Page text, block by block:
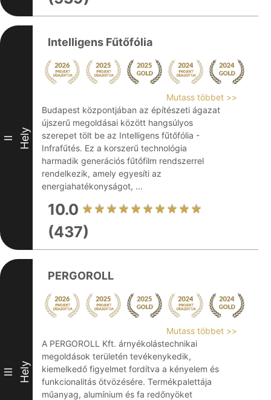
II Hely
Intelligens Fűtőfólia
Mutass többet >>
Budapest központjában az építészeti ágazat
újszerű megoldásai között hangsúlyos
szerepet tölt be az Intelligens fűtőfólia -
Infrafűtés. Ez a korszerű technológia
harmadik generációs fűtőfilm rendszerrel
rendelkezik, amely egyesíti az
energiahatékonyságot, ...
10.0
(437)
III Hely
PERGOROLL
Mutass többet >>
A PERGOROLL Kft. árnyékolástechnikai
megoldások területén tevékenykedik,
kiemelkedő figyelmet fordítva a kényelem és
funkcionalitás ötvözésére. Termékpalettája
műanyag, alumínium és fa redőnyöket